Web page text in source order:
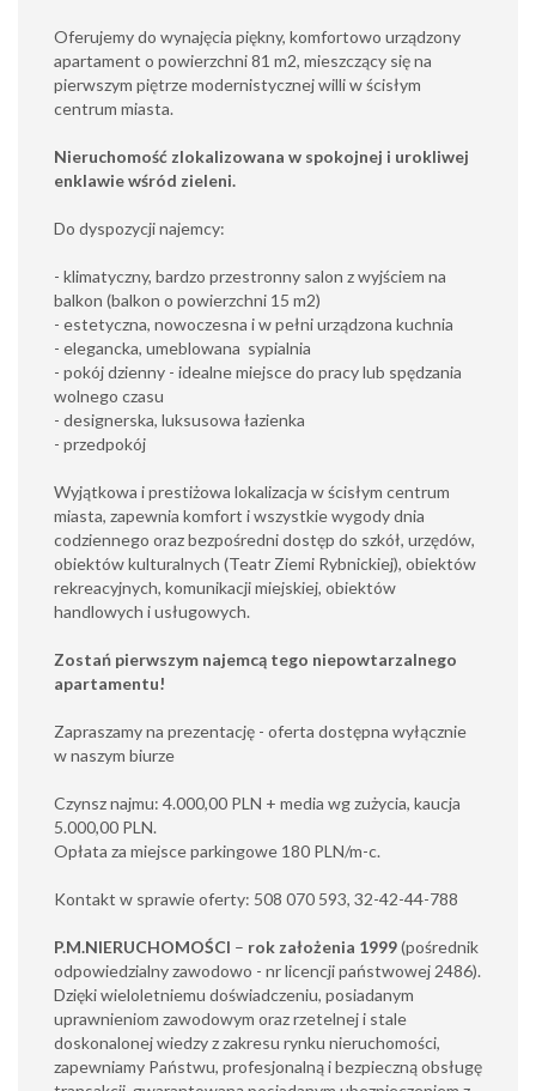
Oferujemy do wynajęcia piękny, komfortowo urządzony
apartament o powierzchni 81 m2, mieszczący się na
pierwszym piętrze modernistycznej willi w ścisłym
centrum miasta.
Nieruchomość zlokalizowana w spokojnej i urokliwej
enklawie wśród zieleni.
Do dyspozycji najemcy:
- klimatyczny, bardzo przestronny salon z wyjściem na
balkon (balkon o powierzchni 15 m2)
- estetyczna, nowoczesna i w pełni urządzona kuchnia
- elegancka, umeblowana sypialnia
- pokój dzienny - idealne miejsce do pracy lub spędzania
wolnego czasu
- designerska, luksusowa łazienka
- przedpokój
Wyjątkowa i prestiżowa lokalizacja w ścisłym centrum
miasta, zapewnia komfort i wszystkie wygody dnia
codziennego oraz bezpośredni dostęp do szkół, urzędów,
obiektów kulturalnych (Teatr Ziemi Rybnickiej), obiektów
rekreacyjnych, komunikacji miejskiej, obiektów
handlowych i usługowych.
Zostań pierwszym najemcą tego niepowtarzalnego
apartamentu!
Zapraszamy na prezentację - oferta dostępna wyłącznie
w naszym biurze
Czynsz najmu: 4.000,00 PLN + media wg zużycia, kaucja
5.000,00 PLN.
Opłata za miejsce parkingowe 180 PLN/m-c.
Kontakt w sprawie oferty: 508 070 593, 32-42-44-788
P.M.NIERUCHOMOŚCI – rok założenia 1999(pośrednik
odpowiedzialny zawodowo - nr licencji państwowej 2486).
Dzięki wieloletniemu doświadczeniu, posiadanym
uprawnieniom zawodowym oraz rzetelnej i stale
doskonalonej wiedzy z zakresu rynku nieruchomości,
zapewniamy Państwu, profesjonalną i bezpieczną obsługę